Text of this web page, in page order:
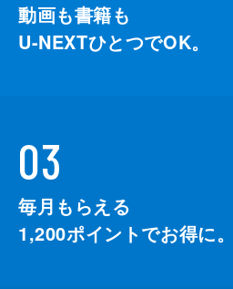
動画も書籍も
U-NEXTひとつでOK。
03
毎月もらえる
1,200ポイントでお得に。